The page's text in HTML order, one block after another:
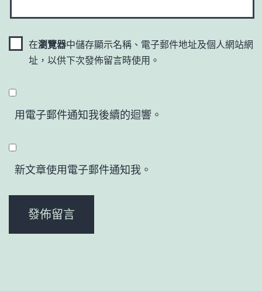
在瀏覽器中儲存顯示名稱、電子郵件地址及個人網站網
址，以供下次發佈留言時使用。
用電子郵件通知我後續的迴響。
新文章使用電子郵件通知我。